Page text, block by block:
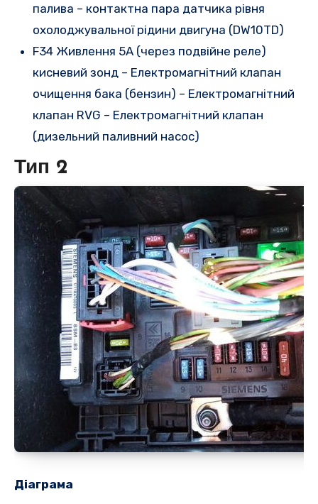
палива – контактна пара датчика рівня
охолоджувальної рідини двигуна (DW10TD)
F34 Живлення 5A (через подвійне реле)
кисневий зонд – Електромагнітний клапан
очищення бака (бензин) – Електромагнітний
клапан RVG – Електромагнітний клапан
(дизельний паливний насос)
Тип 2
Діаграма